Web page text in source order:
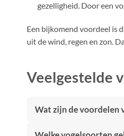
gezelligheid. Door een
Een bijkomend voordeel is
uit de wind, regen en zon.
Veelgestelde
Wat zijn de voordelen